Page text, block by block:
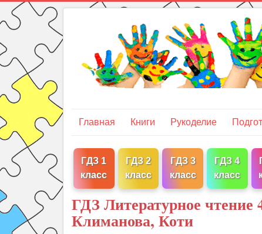
Главная Книги Рукоделие
ГДЗ 1
класс
ГДЗ 2
класс
ГДЗ 3
класс
ГДЗ 4
класс
ГДЗ Литературное чтение
Климанова, Коти